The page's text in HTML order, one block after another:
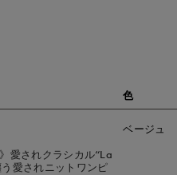
色
愛されクラシカル“La
愛されニットワンピ
ベージュ